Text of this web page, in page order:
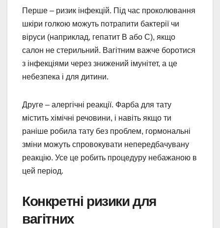
Перше – ризик інфекцій. Під час проколювання
шкіри голкою можуть потрапити бактерії чи
віруси (наприклад, гепатит B або C), якщо
салон не стерильний. Вагітним важче боротися
з інфекціями через знижений імунітет, а це
небезпека і для дитини.
Друге – алергічні реакції. Фарба для тату
містить хімічні речовини, і навіть якщо ти
раніше робила тату без проблем, гормональні
зміни можуть спровокувати непередбачувану
реакцію. Усе це робить процедуру небажаною в
цей період.
Конкретні ризики для
вагітних